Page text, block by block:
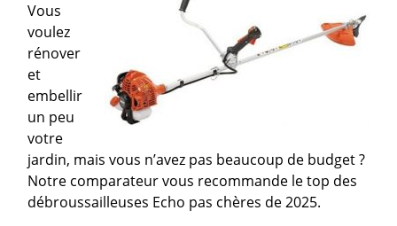
Vous
voulez
rénover
et
embellir
un peu
votre
jardin, mais vous n’avez pas beaucoup de budget ?
Notre comparateur vous recommande le top des
débroussailleuses Echo pas chères de 2025.